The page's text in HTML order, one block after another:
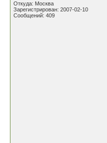
Откуда: Москва
Зарегистрирован: 2007-02-10
Сообщений: 409